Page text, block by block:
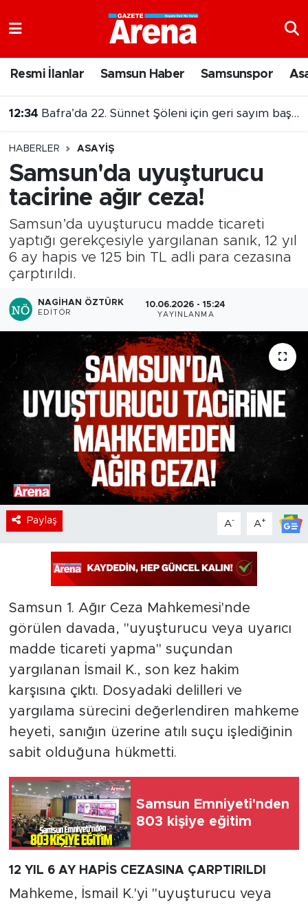
Resmi İlanlar Samsun Haber Samsunspor
12:34 Bafra’da 22. Sünnet Şöleni için geri sayım başladı
HABERLER ASAYIŞ
Samsun'da uyuşturucu
tacirine ağır ceza!
Samsun’da uyuşturucu madde ticareti
yaptığı gerekçesiyle yargılanan sanık, 12 yıl
6 ay hapis ve 125 bin TL adli para cezasına
çarptırıldı.
NAGIHAN ÖZTÜRK
EDITÖR
10.06.2026 - 15:24
YAYINLANMA
Paylaş A- A+
Samsun 1. Ağır Ceza Mahkemesi'nde
görülen davada, "uyuşturucu veya uyarıcı
madde ticareti yapma" suçundan
yargılanan İsmail K., son kez hakim
karşısına çıktı. Dosyadaki delilleri ve
yargılama sürecini değerlendiren mahkeme
heyeti, sanığın üzerine atılı suçu işlediğinin
sabit olduğuna hükmetti.
Samsun Emniyeti'nden
803 kişiye eğitim
12 YIL 6 AY HAPİS CEZASINA ÇARPTIRILDI
Mahkeme, İsmail K.'yi "uyuşturucu veya
Samsun Namaz Vakitleri
Trafik Durumu
Süper Lig Puan Durumu ve Fikstür
Tüm Manşetler
Son Dakika Haberleri
Haber Arşivi